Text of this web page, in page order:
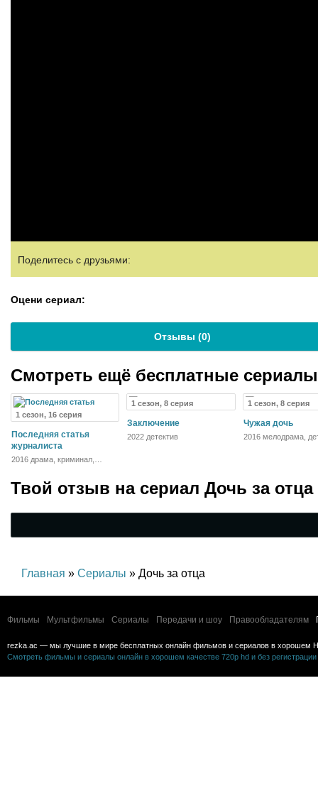
Поделитесь с друзьями:
Оцени сериал:
Отзывы (0)
Смотреть ещё бесплатные
1 сезон, 16 серия
Последняя статья
журналиста
2016 драма, криминал,
1 сезон, 8 серия
Заключение
2022 детектив
1 сезон, 8 серия
Чужая дочь
2016 мелодрама,
Твой отзыв на сериал Дочь за отца
Главная » Сериалы » Дочь за отца
Фильмы Мультфильмы Сериалы Передачи и шоу Правообладателям
rezka.ac — мы лучшие в мире бесплатных онлайн фильмов и сериалов в хорошем
Смотреть фильмы и сериалы онлайн в хорошем качестве 720p hd и без